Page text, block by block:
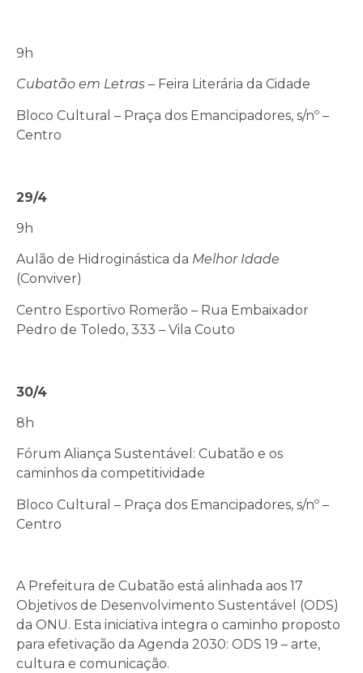
9h
Cubatão em Letras – Feira Literária da Cidade
Bloco Cultural – Praça dos Emancipadores, s/nº –
Centro
29/4
9h
Aulão de Hidroginástica da Melhor Idade
(Conviver)
Centro Esportivo Romerão – Rua Embaixador
Pedro de Toledo, 333 – Vila Couto
30/4
8h
Fórum Aliança Sustentável: Cubatão e os
caminhos da competitividade
Bloco Cultural – Praça dos Emancipadores, s/nº –
Centro
A Prefeitura de Cubatão está alinhada aos 17
Objetivos de Desenvolvimento Sustentável (ODS)
da ONU. Esta iniciativa integra o caminho proposto
para efetivação da Agenda 2030: ODS 19 – arte,
cultura e comunicação.